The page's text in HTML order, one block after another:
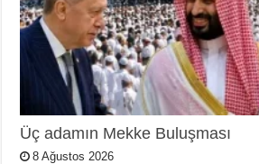
Üç adamın Mekke Buluşması
8 Ağustos 2026